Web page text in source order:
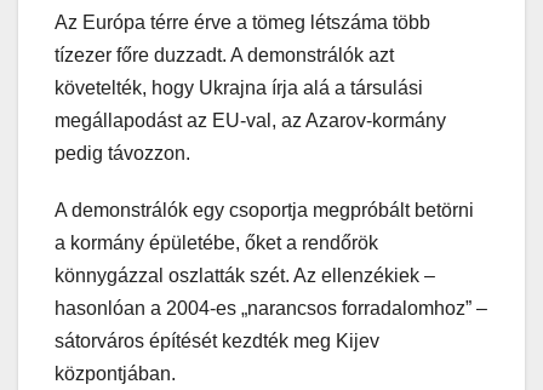
Az Európa térre érve a tömeg létszáma több
tízezer főre duzzadt. A demonstrálók azt
követelték, hogy Ukrajna írja alá a társulási
megállapodást az EU-val, az Azarov-kormány
pedig távozzon.
A demonstrálók egy csoportja megpróbált betörni
a kormány épületébe, őket a rendőrök
könnygázzal oszlatták szét. Az ellenzékiek –
hasonlóan a 2004-es „narancsos forradalomhoz” –
sátorváros építését kezdték meg Kijev
központjában.